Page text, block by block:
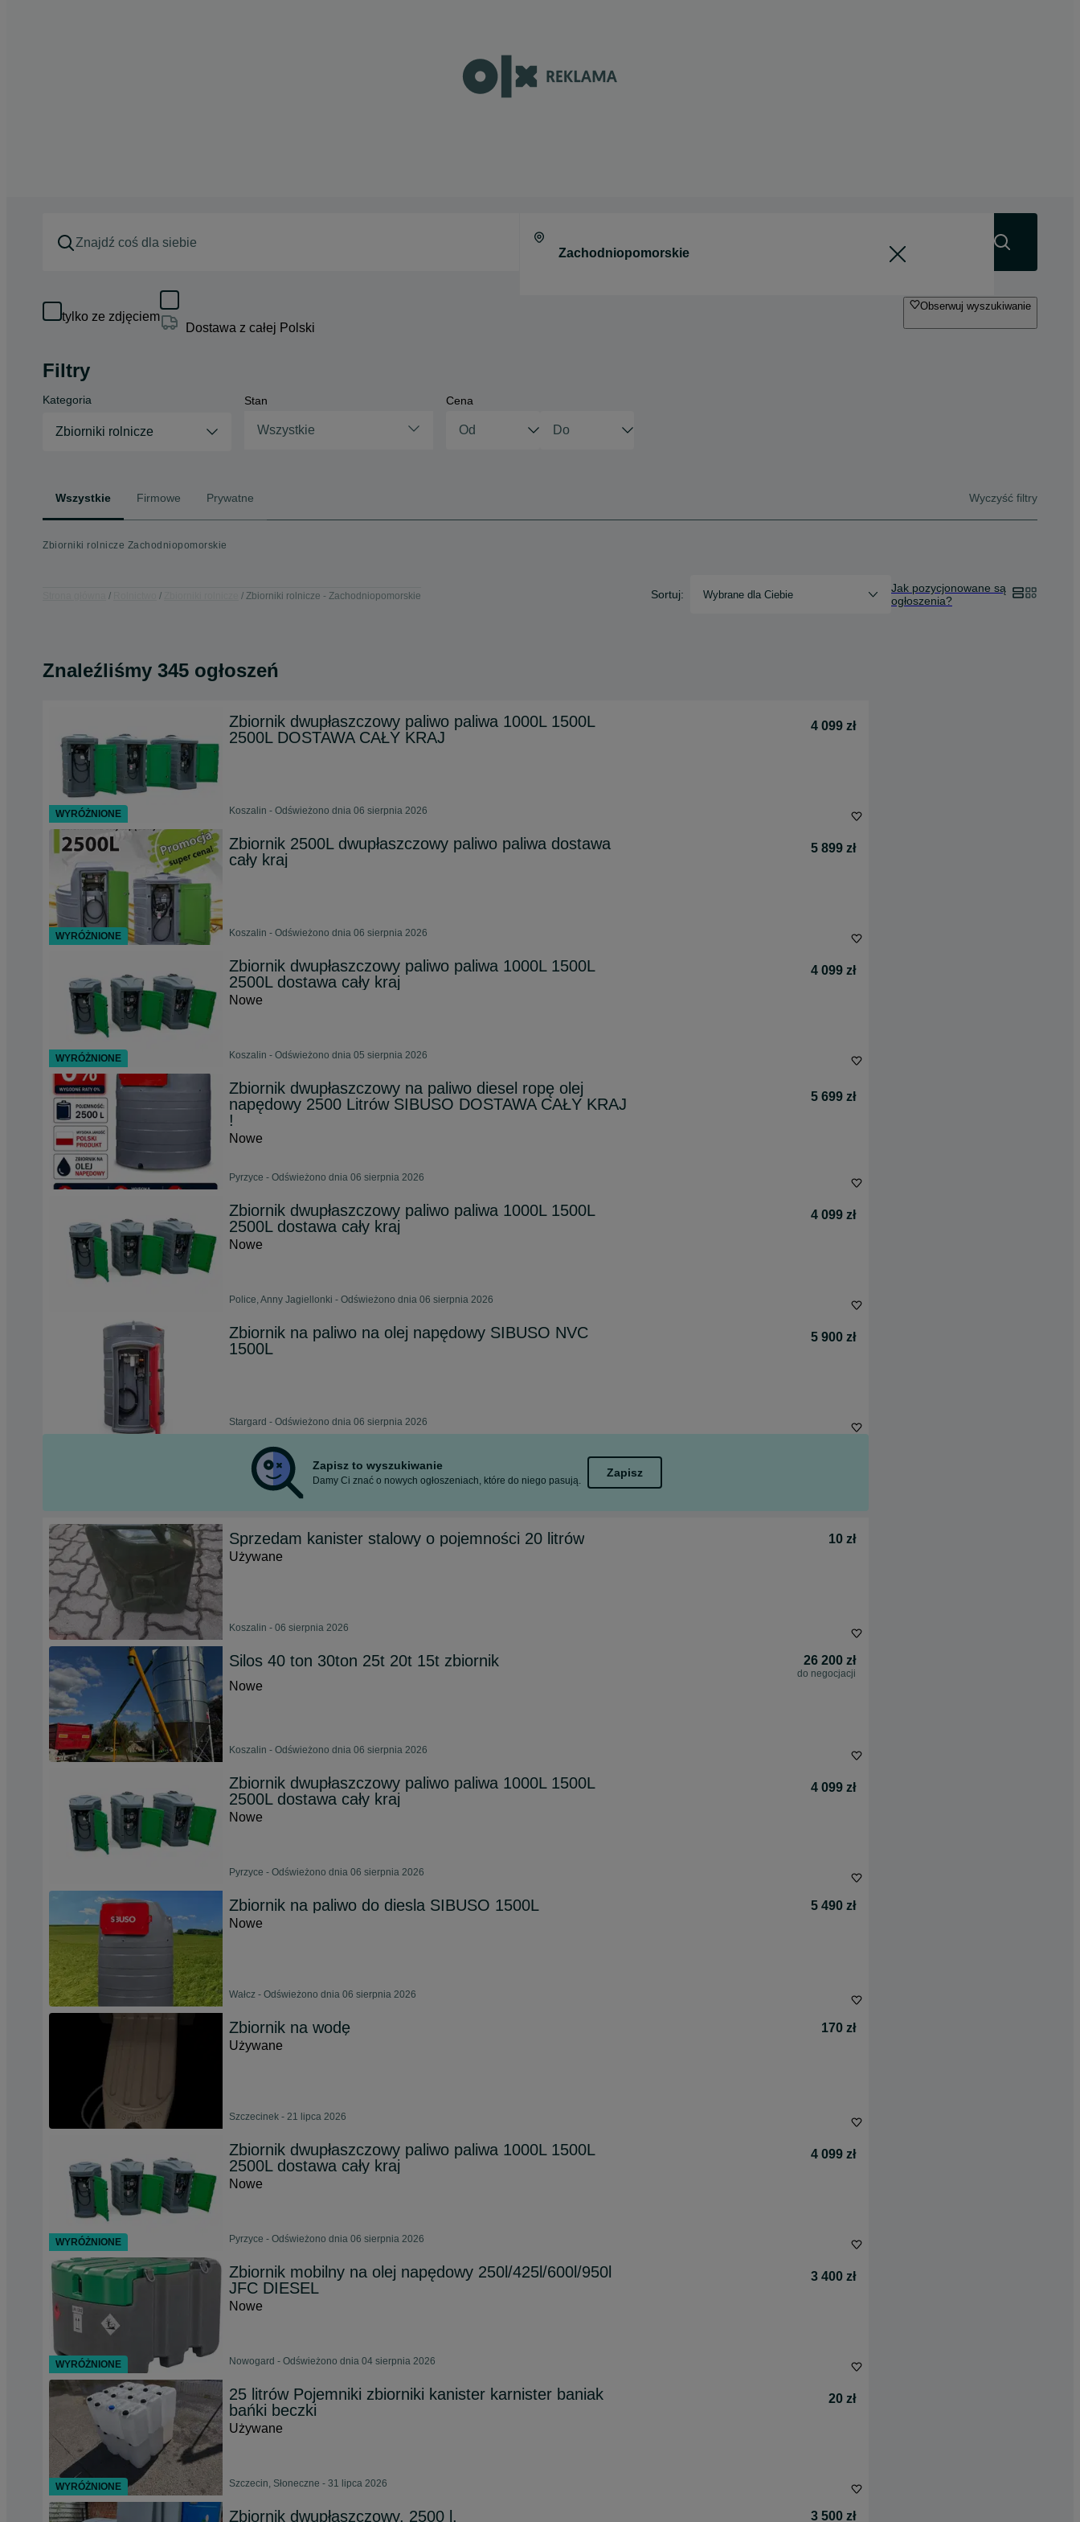
tylko ze zdjęciem
Dostawa z całej Polski
Obserwuj wyszukiwanie
Filtry
Kategoria
Zbiorniki rolnicze
Stan
Wszystkie
Cena
Wszystkie Firmowe Prywatne Wyczyść filtry
Zbiorniki rolnicze Zachodniopomorskie
Zbiorniki rolnicze - Zachodniopomorskie Sortuj: Wybrane dla Ciebie
Jak pozycjonowane są
ogłoszenia?
Znaleźliśmy 345 ogłoszeń
Zbiornik dwupłaszczowy paliwo paliwa 1000L 1500L
2500L DOSTAWA CAŁY KRAJ
4 099 zł
Koszalin - Odświeżono dnia 06 sierpnia 2026
Zbiornik 2500L dwupłaszczowy paliwo paliwa dostawa
cały kraj
5 899 zł
Koszalin - Odświeżono dnia 06 sierpnia 2026
Zbiornik dwupłaszczowy paliwo paliwa 1000L 1500L
2500L dostawa cały kraj
4 099 zł
Nowe
Koszalin - Odświeżono dnia 05 sierpnia 2026
Zbiornik dwupłaszczowy na paliwo diesel ropę olej
napędowy 2500 Litrów SIBUSO DOSTAWA CAŁY KRAJ
!
5 699 zł
Nowe
Pyrzyce - Odświeżono dnia 06 sierpnia 2026
Zbiornik dwupłaszczowy paliwo paliwa 1000L 1500L
2500L dostawa cały kraj
4 099 zł
Nowe
Police, Anny Jagiellonki - Odświeżono dnia 06 sierpnia 2026
Zbiornik na paliwo na olej napędowy SIBUSO NVC
1500L
5 900 zł
Stargard - Odświeżono dnia 06 sierpnia 2026
Zapisz to wyszukiwanie
Damy Ci znać o nowych ogłoszeniach, które do niego pasują.
Zapisz
Sprzedam kanister stalowy o pojemności 20 litrów
10 zł
Używane
Koszalin - 06 sierpnia 2026
Silos 40 ton 30ton 25t 20t 15t zbiornik 26 200 zł
do negocjacji
Nowe
Koszalin - Odświeżono dnia 06 sierpnia 2026
Zbiornik dwupłaszczowy paliwo paliwa 1000L 1500L
2500L dostawa cały kraj
4 099 zł
Nowe
Pyrzyce - Odświeżono dnia 06 sierpnia 2026
Zbiornik na paliwo do diesla SIBUSO 1500L
5 490 zł
Nowe
Wałcz - Odświeżono dnia 06 sierpnia 2026
Zbiornik na wodę
170 zł
Używane
Szczecinek - 21 lipca 2026
Zbiornik dwupłaszczowy paliwo paliwa 1000L 1500L
2500L dostawa cały kraj
4 099 zł
Nowe
Pyrzyce - Odświeżono dnia 06 sierpnia 2026
Zbiornik mobilny na olej napędowy 250l/425l/600l/950l
JFC DIESEL
3 400 zł
Nowe
Nowogard - Odświeżono dnia 04 sierpnia 2026
25 litrów Pojemniki zbiorniki kanister karnister baniak
bańki beczki
20 zł
Używane
Szczecin, Słoneczne - 31 lipca 2026
Zbiornik dwupłaszczowy, 2500 l. 3 500 zł
WYRÓŻNIONE
WYRÓŻNIONE
WYRÓŻNIONE
WYRÓŻNIONE
WYRÓŻNIONE
WYRÓŻNIONE